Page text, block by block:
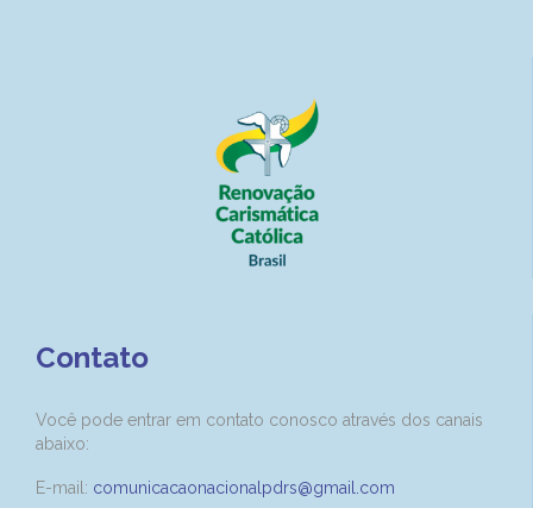
Contato
Você pode entrar em contato conosco através dos canais
abaixo:
E-mail: comunicacaonacionalpdrs@gmail.com